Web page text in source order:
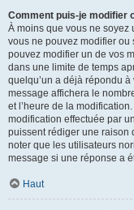
Comment puis-je modifier
À moins que vous ne soyez
vous ne pouvez modifier ou
pouvez modifier un de vos
dans une limite de temps
quelqu’un a déjà répondu
message affichera le
et l’heure de la modification.
modification effectuée par
puissent rédiger une raison
noter que les utilisateurs
message si une réponse a
Haut